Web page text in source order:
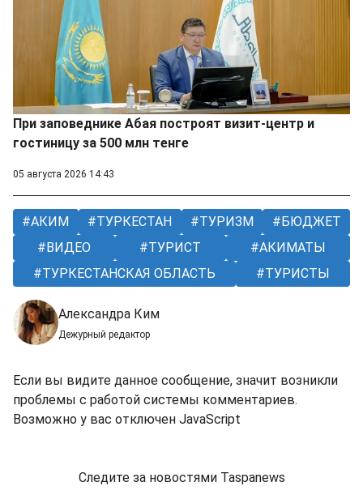
При заповеднике Абая построят визит-центр и
гостиницу за 500 млн тенге
05 августа 2026 14:43
АКИМ ТУРКЕСТАН ТУРИЗМ
БЮДЖЕТ
ВИДЕО
ТУРИСТ
АКИМАТЫ
ТУРКЕСТАНСКАЯ ОБЛАСТЬ
ТУРИСТЫ
Александра Ким
Дежурный редактор
Если вы видите данное сообщение, значит возникли
проблемы с работой системы комментариев.
Возможно у вас отключен JavaScript
Следите за новостями Taspanews